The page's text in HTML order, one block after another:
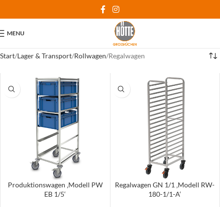
MENU
Start Lager & Transport Rollwagen Regalwagen
Produktionswagen ‚Modell PW
EB 1/5‘
Regalwagen GN 1/1 ‚Modell RW-
180-1/1-A‘